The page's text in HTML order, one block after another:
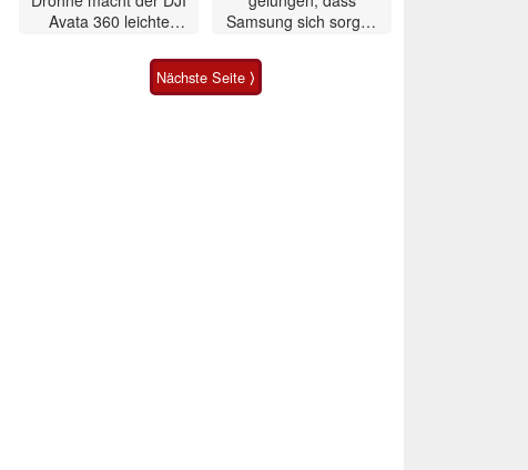
Avata 360 leichte
Samsung sich sorgen
Smartphone im Test
Nächste Seite ⟩